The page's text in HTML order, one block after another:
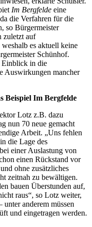
Im Bergfelde eine
die Verfahren für die
so Bürgermeister
zuletzt auf
es aktuell keine
Schünhof.
Einblick in die
Auswirkungen mancher
Beispiel Im Bergfelde
Lotz z.B. dazu
nun 70 neue gemacht
Arbeit. „Uns fehlen
die Lage des
einer Auslastung von
einen Rückstand vor
ohne zusätzliches
zeitnah zu bewältigen.
bauen Überstunden auf,
raus“, so Lotz weiter,
unter anderem müssen
und eingetragen werden.